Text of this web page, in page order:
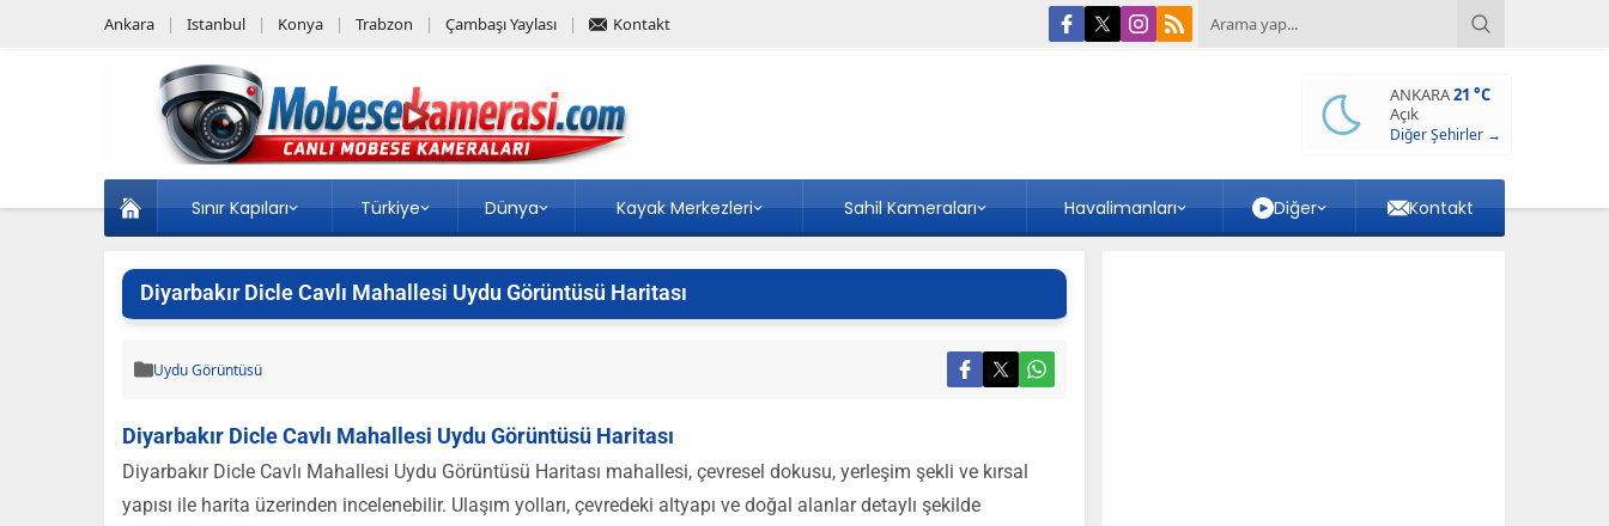
Ankara Istanbul Konya Trabzon Çambaşı Yaylası Kontakt
ANKARA21 °C
Açık
Diğer Şehirler →
Sınır Kapıları Türkiye Dünya Kayak Merkezleri Sahil Kameraları Havalimanları Diğer Kontakt
Diyarbakır Dicle Cavlı Mahallesi Uydu Görüntüsü Haritası
Uydu Görüntüsü
Diyarbakır Dicle Cavlı Mahallesi Uydu Görüntüsü Haritası
Diyarbakır Dicle Cavlı Mahallesi Uydu Görüntüsü Haritası mahallesi, çevresel dokusu, yerleşim şekli ve kırsal
yapısı ile harita üzerinden incelenebilir. Ulaşım yolları, çevredeki altyapı ve doğal alanlar detaylı şekilde